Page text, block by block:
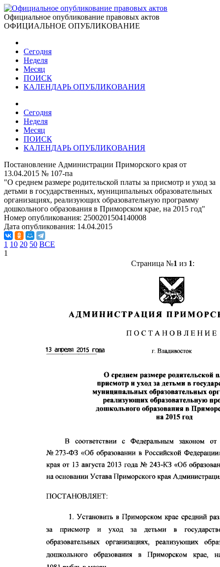
Официальное опубликование правовых актов
ОФИЦИАЛЬНОЕ ОПУБЛИКОВАНИЕ
Сегодня
Неделя
Месяц
ПОИСК
КАЛЕНДАРЬ ОПУБЛИКОВАНИЯ
Сегодня
Неделя
Месяц
ПОИСК
КАЛЕНДАРЬ ОПУБЛИКОВАНИЯ
Постановление Администрации Приморского края от
13.04.2015 № 107-па
"О среднем размере родительской платы за присмотр и уход за
детьми в государственных, муниципальных образовательных
организациях, реализующих образовательную программу
дошкольного образования в Приморском крае, на 2015 год"
Номер опубликования: 2500201504140008
Дата опубликования: 14.04.2015
1 10 20 50 ВСЕ
1
Страница №1 из 1: